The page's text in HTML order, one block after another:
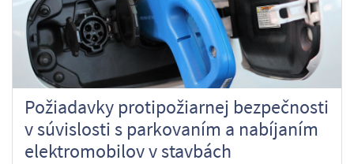
Požiadavky protipožiarnej bezpečnosti
v súvislosti s parkovaním a nabíjaním
elektromobilov v stavbách